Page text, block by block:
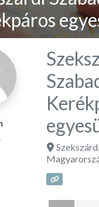
Szekszárd,